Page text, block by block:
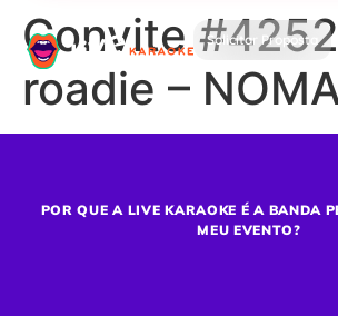
Solicitar Proposta
Convite
roadie –
POR QUE A LIVE KARAOKE É A BANDA
MEU EVENTO?